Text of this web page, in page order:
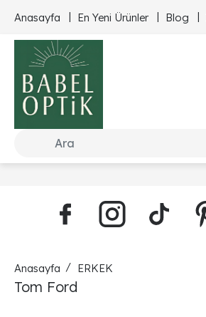
Anasayfa En Yeni Ürünler Blog
Anasayfa ERKEK
Tom Ford